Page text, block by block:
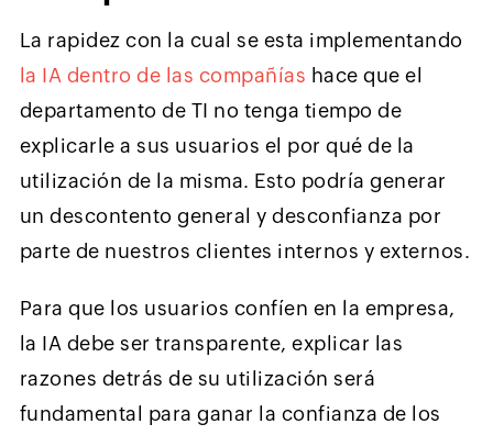
La rapidez con la cual se esta implementando
la IA dentro de las compañías hace que el
departamento de TI no tenga tiempo de
explicarle a sus usuarios el por qué de la
utilización de la misma. Esto podría generar
un descontento general y desconfianza por
parte de nuestros clientes internos y externos.
Para que los usuarios confíen en la empresa,
la IA debe ser transparente, explicar las
razones detrás de su utilización será
fundamental para ganar la confianza de los